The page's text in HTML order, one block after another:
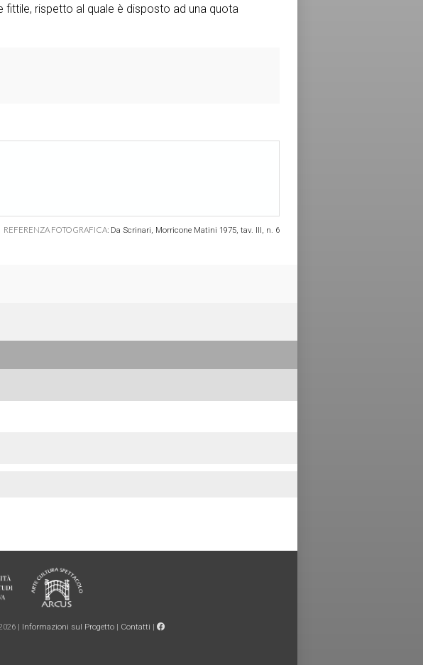
rispetto al quale è disposto ad una quota
REFERENZA FOTOGRAFICA: Da Scrinari, Morricone Matini 1975, tav. III, n. 6
| Informazioni sul Progetto | Contatti |